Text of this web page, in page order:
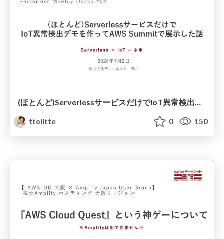
(ほとんど)ServerlessサービスだけでIoT異常検出デモを作ってAWS Summitで展示した話
ttelltte
0 150